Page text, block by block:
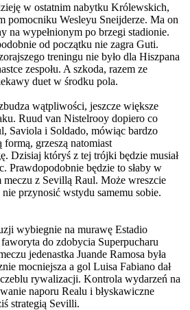
w ostatnim nabytku Królewskich,
pomocniku Wesleyu Sneijderze. Ma on
na wypełnionym po brzegi stadionie.
od początku nie zagra Guti.
treningu nie było dla Hiszpana
zespołu. A szkoda, razem ze
duet w środku pola.
wątpliwości, jeszcze większe
Ruud van Nistelrooy dopiero co
Saviola i Soldado, mówiąc bardzo
grzeszą natomiast
Dzisiaj któryś z tej trójki będzie musiał
Prawdopodobnie będzie to słaby w
z Sevillą Raul. Może wreszcie
przynosić wstydu samemu sobie.
wybiegnie na murawę Estadio
do zdobycia Superpucharu
jedenastka Juande Ramosa była
mocniejsza a gol Luisa Fabiano dał
rywalizacji. Kontrola wydarzeń na
naporu Realu i błyskawiczne
strategią Sevilli.